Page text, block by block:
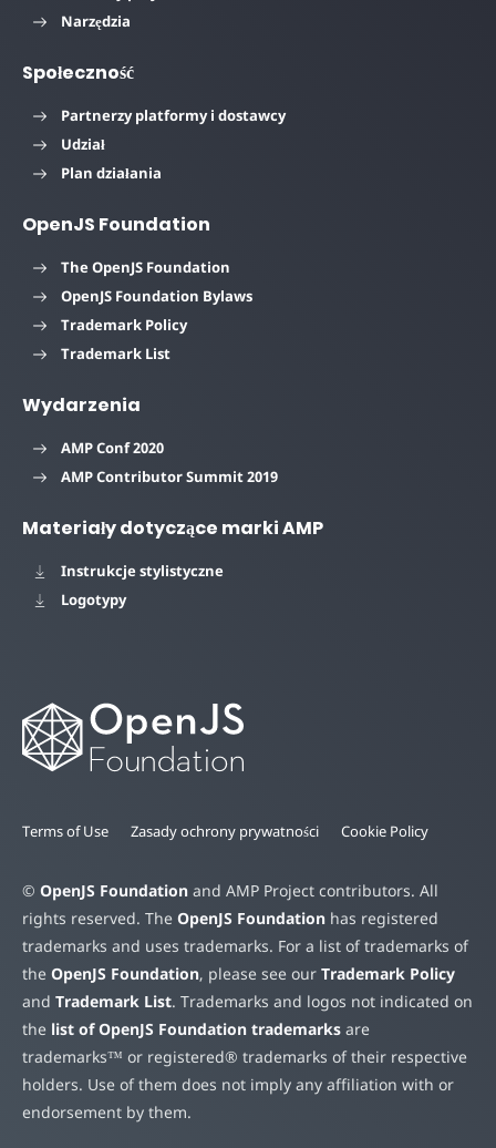
Narzędzia
Społeczność
Partnerzy platformy i dostawcy
Udział
Plan działania
OpenJS Foundation
The OpenJS Foundation
OpenJS Foundation Bylaws
Trademark Policy
Trademark List
Wydarzenia
AMP Conf 2020
AMP Contributor Summit 2019
Materiały dotyczące marki AMP
Instrukcje stylistyczne
Logotypy
Terms of Use Zasady ochrony prywatności Cookie Policy
© OpenJS Foundation and AMP Project contributors. All
rights reserved. The OpenJS Foundation has registered
trademarks and uses trademarks. For a list of trademarks of
the OpenJS Foundation, please see our Trademark Policy
and Trademark List. Trademarks and logos not indicated on
the list of OpenJS Foundation trademarks are
trademarks™ or registered® trademarks of their respective
holders. Use of them does not imply any affiliation with or
endorsement by them.